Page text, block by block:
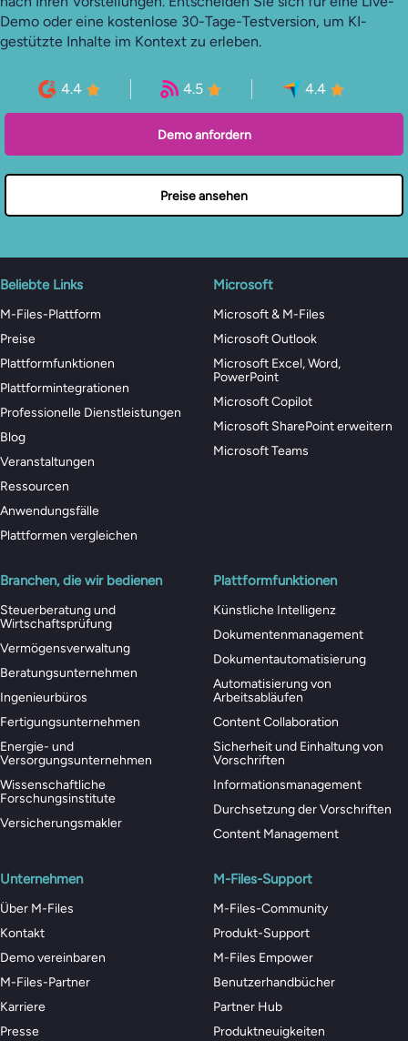
Demo oder eine kostenlose 30-Tage-Testversion, um KI-
gestützte Inhalte im Kontext zu erleben.
4.4 4.5 4.4
Demo anfordern
Preise ansehen
Beliebte Links
M-Files-Plattform
Preise
Plattformfunktionen
Plattformintegrationen
Professionelle Dienstleistungen
Blog
Veranstaltungen
Ressourcen
Anwendungsfälle
Plattformen vergleichen
Microsoft
Microsoft & M-Files
Microsoft Outlook
Microsoft Excel, Word,
PowerPoint
Microsoft Copilot
Microsoft SharePoint erweitern
Microsoft Teams
Branchen, die wir bedienen
Steuerberatung und
Wirtschaftsprüfung
Vermögensverwaltung
Beratungsunternehmen
Ingenieurbüros
Fertigungsunternehmen
Energie- und
Versorgungsunternehmen
Wissenschaftliche
Forschungsinstitute
Versicherungsmakler
Plattformfunktionen
Künstliche Intelligenz
Dokumentenmanagement
Dokumentautomatisierung
Automatisierung von
Arbeitsabläufen
Content Collaboration
Sicherheit und Einhaltung von
Vorschriften
Informationsmanagement
Durchsetzung der Vorschriften
Content Management
Unternehmen
Über M-Files
Kontakt
Demo vereinbaren
M-Files-Partner
Karriere
Presse
M-Files-Support
M-Files-Community
Produkt-Support
M-Files Empower
Benutzerhandbücher
Partner Hub
Produktneuigkeiten